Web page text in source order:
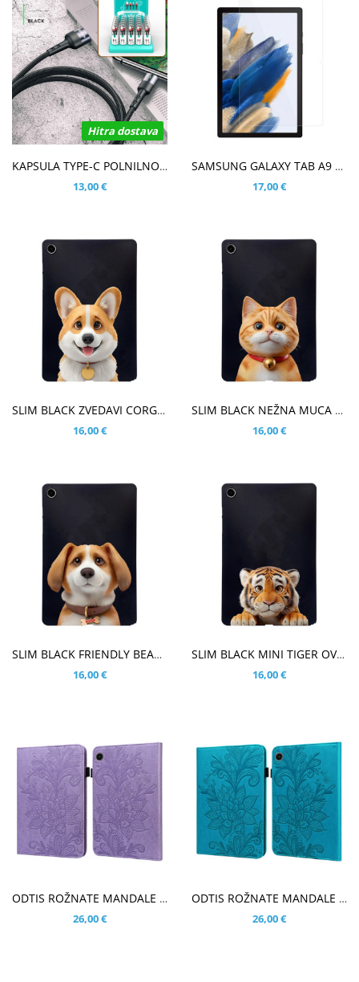
Hitra dostava
KAPSULA TYPE-C POLNILNO PODATKOVNI KABEL
13,00 €
SAMSUNG GALAXY TAB A9 PLUS 11.0 (2023) KALJENO STEKLO (0,33MM)
17,00 €
SLIM BLACK ZVEDAVI CORGI OVITEK ZA SAMSUNG GALAXY TAB A9 PLUS 11.0 (2023)
16,00 €
SLIM BLACK NEŽNA MUCA OVITEK ZA SAMSUNG GALAXY TAB A9 PLUS 11.0 (2023)
16,00 €
SLIM BLACK FRIENDLY BEAGLE OVITEK ZA SAMSUNG GALAXY TAB A9 PLUS 11.0 (2023)
16,00 €
SLIM BLACK MINI TIGER OVITEK ZA SAMSUNG GALAXY TAB A9 PLUS 11.0 (2023)
16,00 €
V KOŠARICO
ODTIS ROŽNATE MANDALE VIJOLIČEN ETUI ZA SAMSUNG GALAXY TAB A9 PLUS 11.0 (2023)
26,00 €
V KOŠARICO
ODTIS ROŽNATE MANDALE MODER ETUI ZA SAMSUNG GALAXY TAB A9 PLUS 11.0 (2023)
26,00 €